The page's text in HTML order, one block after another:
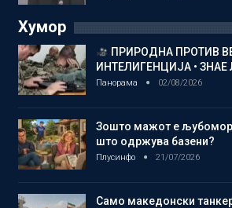
Хумор
ПРИРОДНА ПРОТИВ
ИНТЕЛИГЕНЦИЈА •
Панорама 02/08/2026
Зошто мажот е
што одржува базени?
Плусинфо 21/07/2026
Само македонски